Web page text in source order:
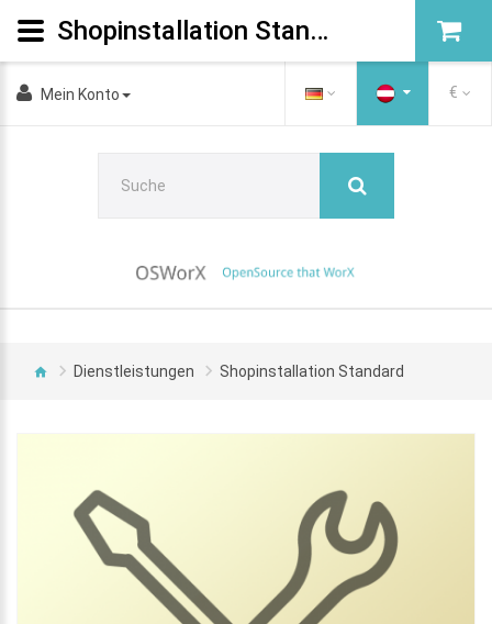
Mein Konto €
Dienstleistungen Shopinstallation Standard
Shopinstallation Standard